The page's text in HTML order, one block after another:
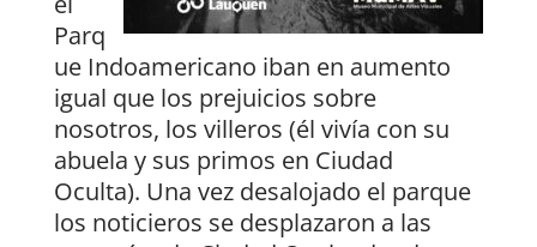
Parq
ue Indoamericano iban en aumento
igual que los prejuicios sobre
nosotros, los villeros (él vivía con su
abuela y sus primos en Ciudad
Oculta). Una vez desalojado el parque
los noticieros se desplazaron a las